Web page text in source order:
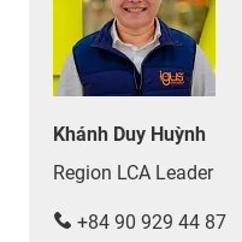
Khánh Duy Huỳnh
Region LCA Leader
+84 90 929 44 87